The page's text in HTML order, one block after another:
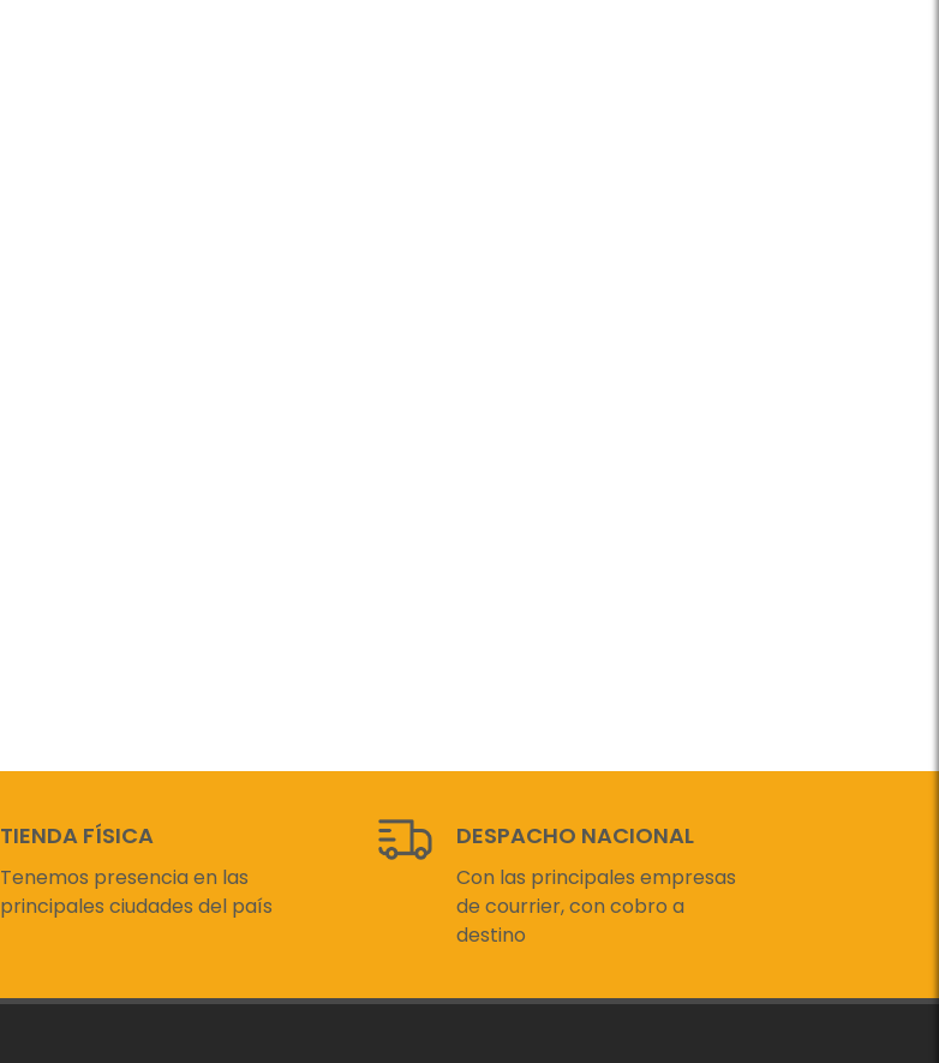
TIENDA FÍSICA
Tenemos presencia en las
principales ciudades del país
DESPACHO NACIONAL
Con las principales empresas
de courrier, con cobro a
destino